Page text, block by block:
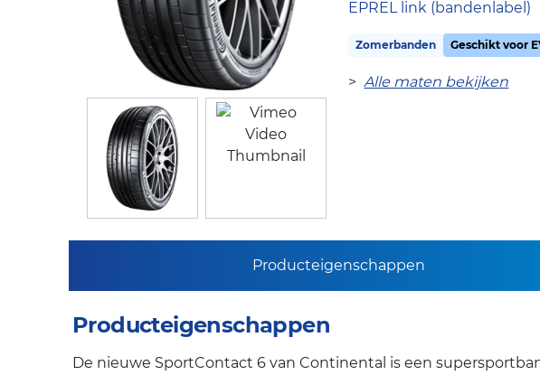
EPREL link (bandenlabel)
Zomerbanden Geschikt voor
>Alle maten bekijken
Producteigenschappen
Producteigenschappen
De nieuwe SportContact 6 van Continental is een